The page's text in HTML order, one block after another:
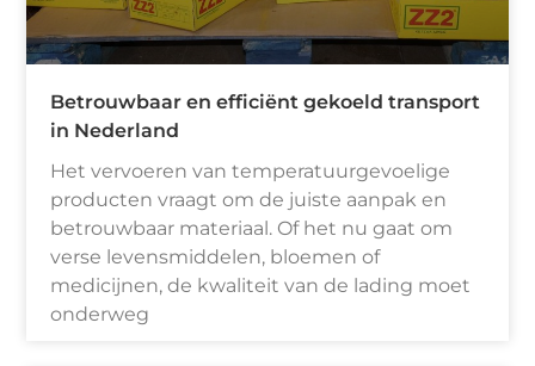
Betrouwbaar en efficiënt gekoeld transport
in Nederland
Het vervoeren van temperatuurgevoelige
producten vraagt om de juiste aanpak en
betrouwbaar materiaal. Of het nu gaat om
verse levensmiddelen, bloemen of
medicijnen, de kwaliteit van de lading moet
onderweg